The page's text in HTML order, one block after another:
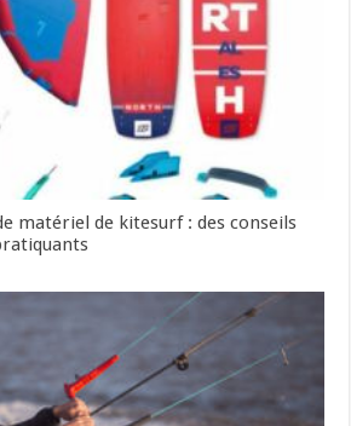
matériel de kitesurf : des conseils